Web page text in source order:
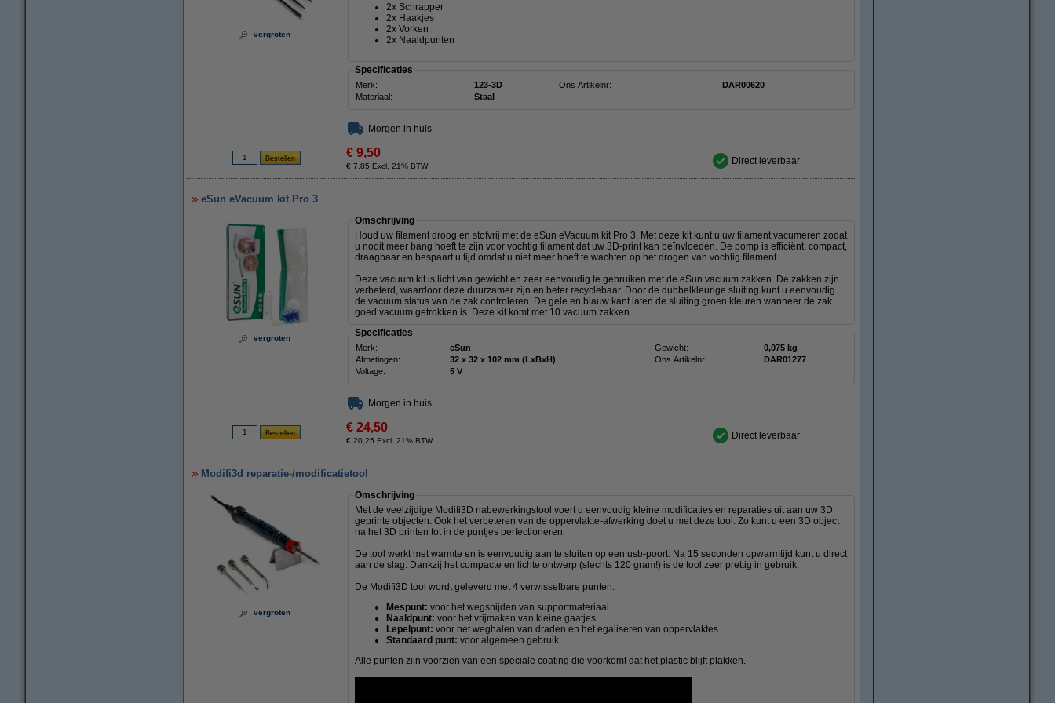
vergroten
2x Schrapper
2x Haakjes
2x Vorken
2x Naaldpunten
Specificaties
Merk: 123-3D Ons Artikelnr:
DAR00620
Materiaal:
Staal
Morgen in huis
€ 9,50
€ 7,85 Excl. 21% BTW Direct leverbaar
eSun eVacuum kit Pro 3
vergroten
Omschrijving
Houd uw filament droog en stofvrij met de eSun eVacuum kit Pro 3. Met deze kit kunt u uw filament vacumeren zodat
u nooit meer bang hoeft te zijn voor vochtig filament dat uw 3D-print kan beïnvloeden. De pomp is efficiënt, compact,
draagbaar en bespaart u tijd omdat u niet meer hoeft te wachten op het drogen van vochtig filament.
Deze vacuum kit is licht van gewicht en zeer eenvoudig te gebruiken met de eSun vacuum zakken. De zakken zijn
verbeterd, waardoor deze duurzamer zijn en beter recyclebaar. Door de dubbelkleurige sluiting kunt u eenvoudig
de vacuum status van de zak controleren. De gele en blauw kant laten de sluiting groen kleuren wanneer de zak
goed vacuum getrokken is. Deze kit komt met 10 vacuum zakken.
Specificaties
Merk: eSun Gewicht:
0,075 kg
Afmetingen:
32 x 32 x 102 mm (LxBxH) Ons Artikelnr:
DAR01277
Voltage:
5 V
Morgen in huis
€ 24,50
€ 20,25 Excl. 21% BTW Direct leverbaar
Modifi3d reparatie-/modificatietool
vergroten
Omschrijving
Met de veelzijdige Modifi3D nabewerkingstool voert u eenvoudig kleine modificaties en reparaties uit aan uw 3D
geprinte objecten. Ook het verbeteren van de oppervlakte-afwerking doet u met deze tool. Zo kunt u een 3D object
na het 3D printen tot in de puntjes perfectioneren.
De tool werkt met warmte en is eenvoudig aan te sluiten op een usb-poort. Na 15 seconden opwarmtijd kunt u direct
aan de slag. Dankzij het compacte en lichte ontwerp (slechts 120 gram!) is de tool zeer prettig in gebruik.
De Modifi3D tool wordt geleverd met 4 verwisselbare punten:
Mespunt: voor het wegsnijden van supportmateriaal
Naaldpunt: voor het vrijmaken van kleine gaatjes
Lepelpunt: voor het weghalen van draden en het egaliseren van oppervlaktes
Standaard punt: voor algemeen gebruik
Alle punten zijn voorzien van een speciale coating die voorkomt dat het plastic blijft plakken.